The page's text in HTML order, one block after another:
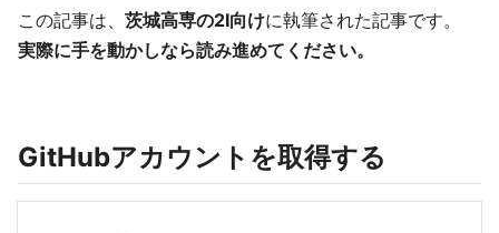
この記事は、 茨城高専の2I向けに執筆された記事です。
実際に手を動かしなら読み進めてください。
GitHubアカウントを取得する